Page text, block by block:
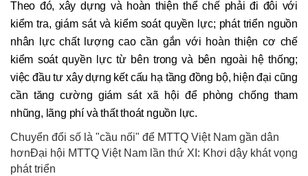
Theo đó, xây dựng và hoàn thiện thể chế phải đi đôi với
kiểm tra, giám sát và kiểm soát quyền lực; phát triển nguồn
nhân lực chất lượng cao cần gắn với hoàn thiện cơ chế
kiểm soát quyền lực từ bên trong và bên ngoài hệ thống;
việc đầu tư xây dựng kết cấu hạ tầng đồng bộ, hiện đại cũng
cần tăng cường giám sát xã hội để phòng chống tham
nhũng, lãng phí và thất thoát nguồn lực.
Chuyển đổi số là "cầu nối" để MTTQ Việt Nam gần dân
hơnĐại hội MTTQ Việt Nam lần thứ XI: Khơi dậy khát vọng
phát triển